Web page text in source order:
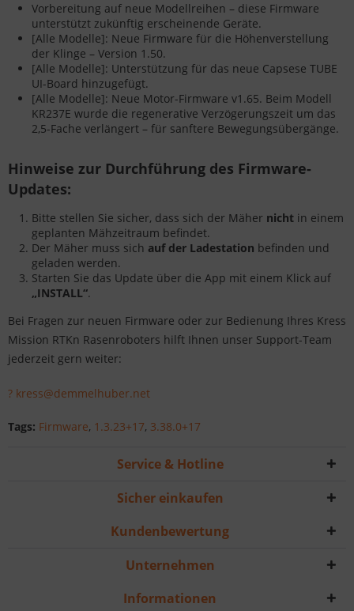
Vorbereitung auf neue Modellreihen – diese Firmware
unterstützt zukünftig erscheinende Geräte.
[Alle Modelle]: Neue Firmware für die Höhenverstellung
der Klinge – Version 1.50.
[Alle Modelle]: Unterstützung für das neue Capsese TUBE
UI-Board hinzugefügt.
[Alle Modelle]: Neue Motor-Firmware v1.65. Beim Modell
KR237E wurde die regenerative Verzögerungszeit um das
2,5-Fache verlängert – für sanftere Bewegungsübergänge.
Hinweise zur Durchführung des Firmware-
Updates:
Bitte stellen Sie sicher, dass sich der Mäher nicht in einem
geplanten Mähzeitraum befindet.
Der Mäher muss sich auf der Ladestation befinden und
geladen werden.
Starten Sie das Update über die App mit einem Klick auf
„INSTALL“.
Bei Fragen zur neuen Firmware oder zur Bedienung Ihres Kress
Mission RTKn Rasenroboters hilft Ihnen unser Support-Team
jederzeit gern weiter:
? kress@demmelhuber.net
Tags: Firmware, 1.3.23+17, 3.38.0+17
Service & Hotline
Sicher einkaufen
Kundenbewertung
Unternehmen
Informationen